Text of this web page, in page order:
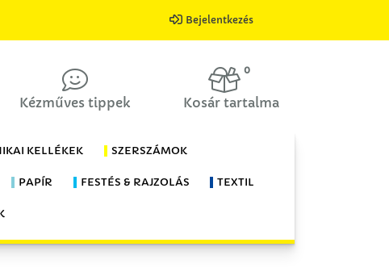
Bejelentkezés
Kézműves tippek
0
Kosár tartalma
KELLÉKEK SZERSZÁMOK
PAPÍR FESTÉS & RAJZOLÁS TEXTIL